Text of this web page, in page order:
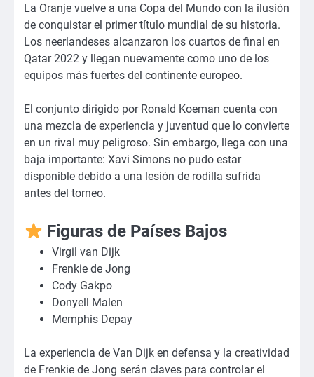
La Oranje vuelve a una Copa del Mundo con la ilusión
de conquistar el primer título mundial de su historia.
Los neerlandeses alcanzaron los cuartos de final en
Qatar 2022 y llegan nuevamente como uno de los
equipos más fuertes del continente europeo.
El conjunto dirigido por Ronald Koeman cuenta con
una mezcla de experiencia y juventud que lo convierte
en un rival muy peligroso. Sin embargo, llega con una
baja importante: Xavi Simons no pudo estar
disponible debido a una lesión de rodilla sufrida
antes del torneo.
Figuras de Países Bajos
Virgil van Dijk
Frenkie de Jong
Cody Gakpo
Donyell Malen
Memphis Depay
La experiencia de Van Dijk en defensa y la creatividad
de Frenkie de Jong serán claves para controlar el